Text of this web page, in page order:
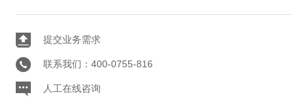
提交业务需求
联系我们：400-0755-816
人工在线咨询